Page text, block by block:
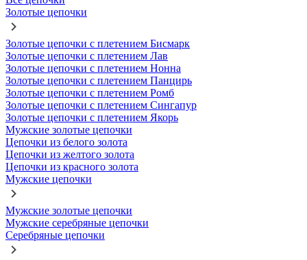
Золотые цепочки
Золотые цепочки с плетением Бисмарк
Золотые цепочки с плетением Лав
Золотые цепочки с плетением Нонна
Золотые цепочки с плетением Панцирь
Золотые цепочки с плетением Ромб
Золотые цепочки с плетением Сингапур
Золотые цепочки с плетением Якорь
Мужские золотые цепочки
Цепочки из белого золота
Цепочки из желтого золота
Цепочки из красного золота
Мужские цепочки
Мужские золотые цепочки
Мужские серебряные цепочки
Серебряные цепочки